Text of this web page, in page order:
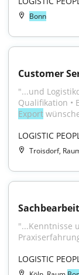
Bonn
Customer
"...und
Export
LOGISTIC
Troisdorf,
"...Kenntnisse
LOGISTIC